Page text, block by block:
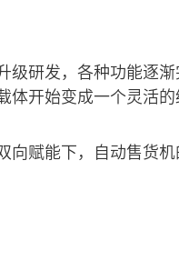
级研发，各种功能逐
开始变成一个灵活
向赋能下，自动售货